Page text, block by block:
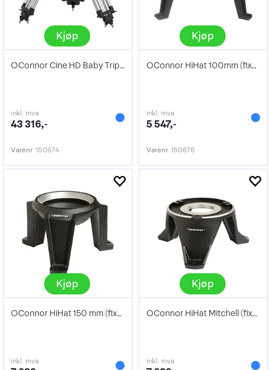
Kjøp
OConnor Cine HD Baby Tripod (Mitchell)
inkl. mva
43 316,-
Varenr 150674
Kjøp
OConnor HiHat 100mm (fixed legs)
inkl. mva
5 547,-
Varenr 150676
Kjøp
OConnor HiHat 150 mm (fixed legs)
inkl. mva
Kjøp
OConnor HiHat Mitchell (fixed legs)
inkl. mva